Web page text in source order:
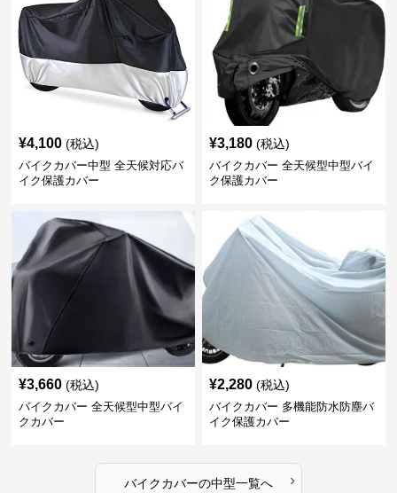
¥4,100 (税込)
バイクカバー中型 全天候対応バ
イク保護カバー
¥3,180 (税込)
バイクカバー 全天候型中型バイ
ク保護カバー
¥3,660 (税込)
バイクカバー 全天候型中型バイ
クカバー
¥2,280 (税込)
バイクカバー 多機能防水防塵バ
イク保護カバー
バイクカバーの中型一覧へ ›